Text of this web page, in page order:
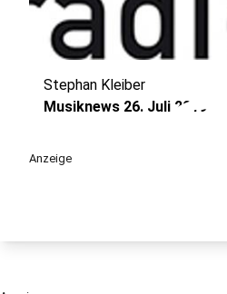
play_circle
Stephan Kleiber
Musiknews 26. Juli 2019
Anzeige